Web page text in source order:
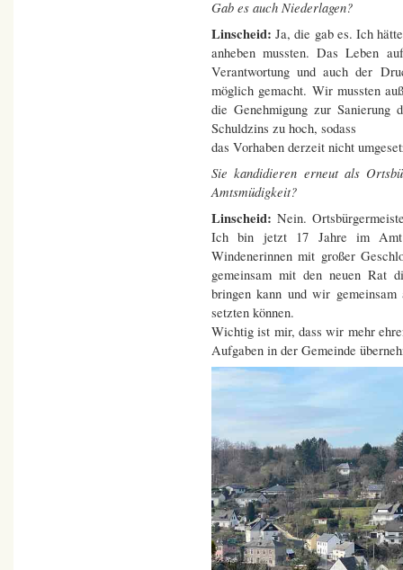
Gab es auch Niederlagen?
Linscheid:Ja, die gab es. Ich
anheben mussten. Das Leben
Verantwortung und auch der
möglich gemacht. Wir mussten
die Genehmigung zur
Schuldzins zu hoch, sodass
das Vorhaben derzeit nicht
Sie kandidieren erneut als
Amtsmüdigkeit?
Linscheid: Nein.
Ich bin jetzt 17 Jahre im Amt
Windenerinnen mit großer
gemeinsam mit den neuen Rat
bringen kann und wir
setzten können.
Wichtig ist mir, dass wir mehr
Aufgaben in der Gemeinde